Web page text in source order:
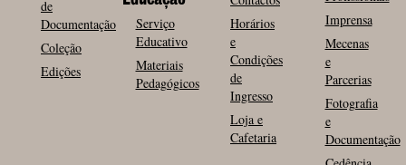
de
Documentação
Coleção
Edições
Serviço
Educativo
Materiais
Pedagógicos
Horários
e
Condições
de
Ingresso
Loja e
Cafetaria
Imprensa
Mecenas
e
Parcerias
Fotografia
e
Documentação